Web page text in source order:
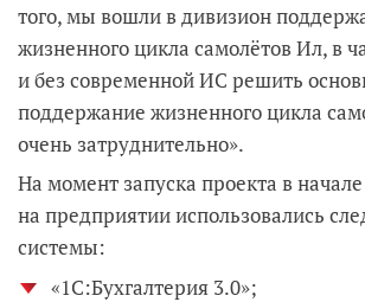
того, мы вошли в дивизион
жизненного цикла самолётов Ил, в
и без современной ИС решить
поддержание жизненного цикла
очень затруднительно».
На момент запуска проекта в начале
на предприятии использовались
системы:
«1С:Бухгалтерия 3.0»;